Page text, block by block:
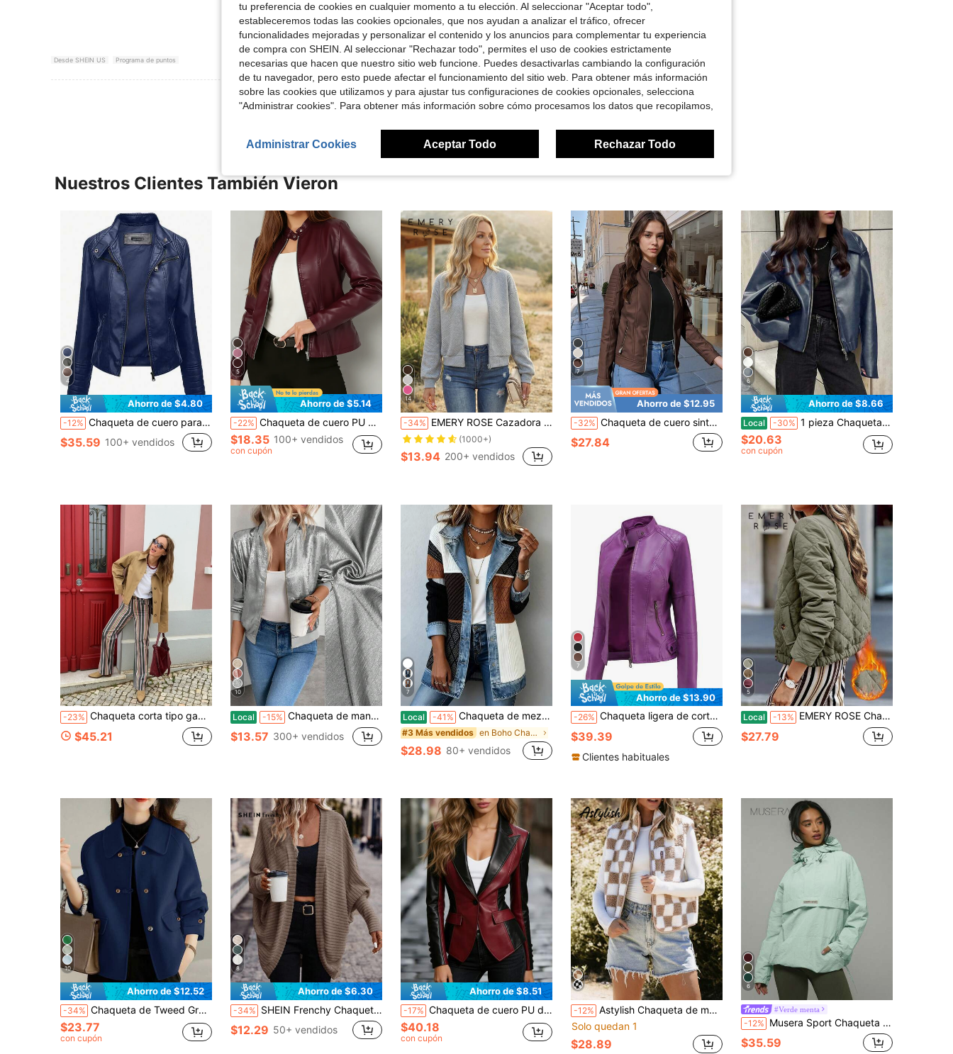
Desde SHEIN US Programa de puntos Útil (0)
Ver Más Reseñas
Nuestros Clientes También Vieron
4
Ahorro de $4.80
-12% Chaqueta de cuero para mujer, abrigo de cuero de manga larga con cuello alto ajustado, para otoño y primavera, estilo deportivo
$35.59 100+ vendidos
5
Ahorro de $5.14
-22% Chaqueta de cuero PU de estilo motociclista con cremallera, de manga larga, unicolor, casual y de moda para mujer, adecuada para primavera, otoño e invierno
$18.35 100+ vendidos
con cupón
14
-34% EMERY ROSE Cazadora tipo bomber de hombros caídos con cremallera
(1000+)
$13.94 200+ vendidos
7
Ahorro de $12.95
-32% Chaqueta de cuero sintético para mujer de otoño/invierno, diseño de estilo urbano con bolsillos con cremallera, adecuada para el transporte urbano y los viajes, combinando moda y practicidad
$27.84
6
Ahorro de $8.66
Local -30% 1 pieza Chaqueta/Abrigo de cuero PU de unicolor para mujer, estilo suelto, moda otoño/invierno, con cuello con cremallera, prenda exterior sin elasticidad para otoño
$20.63
con cupón
-23% Chaqueta corta tipo gabardina vintage color caramelo para mujer, chaqueta casual de otoño con ajuste holgado, solapa y abotonadura sencilla para ir al trabajo
$45.21
10
Local -15% Chaqueta de manga larga ligera con efecto foil gris Keke Bloomly, cárdigans para mujer, cárdigans ligeros para mujer, atuendos casuales de estilo campestre para mujer
$13.57 300+ vendidos
7
Local -41% Chaqueta de mezclilla con empalme Hugh para mujer, chaqueta ajustada con solapa, manga, y chaqueta de corte slim
#3 Más vendidos en Boho Chaquetas de mujer
$28.98 80+ vendidos
7
Ahorro de $13.90
-26% Chaqueta ligera de corte ajustado para mujer, estilo motocicleta con cuello alto de cuero sintético, para primavera/otoño
$39.39
Clientes habituales
5
Local -13% EMERY ROSE Chaqueta de béisbol casual con cremallera, de manga larga, acolchada y de unicolor para mujer, para otoño/invierno
$27.79
10
Ahorro de $12.52
-34% Chaqueta de Tweed Gruesa de Moda Francesa para Mujer, Nueva Llegada de Otoño/Invierno, Chaqueta Gruesa de Navidad y Vacaciones de Otoño
$23.77
con cupón
8
Ahorro de $6.30
-34% SHEIN Frenchy Chaqueta casual versátil de unicolor con abertura frontal para uso diario para mujer
$12.29 50+ vendidos
Ahorro de $8.51
-17% Chaqueta de cuero PU de ajuste ceñido con contraste de color en la cintura para mujer, negro, primavera y otoño
$40.18
con cupón
-12% Astylish Chaqueta de mujer sin mangas de cuadros con forro de borreguito, chaleco ligero y cálido con cremallera y bolsillos
Solo quedan 1
$28.89
6
#Verde menta
-12% Musera Sport Chaqueta con capucha con cremallera media y bolsillo con detalle de logotipo de nailon, para primavera y verano, chaqueta impermeable, senderismo, activa, casual deportiva, vacaciones, festival, ropa urbana, invierno, vuelta al colegio, fitness, salón, uso diario, invierno, Navidad
$35.59
tu preferencia de cookies en cualquier momento a tu elección. Al seleccionar "Aceptar todo",
estableceremos todas las cookies opcionales, que nos ayudan a analizar el tráfico, ofrecer
funcionalidades mejoradas y personalizar el contenido y los anuncios para complementar tu experiencia
de compra con SHEIN. Al seleccionar "Rechazar todo", permites el uso de cookies estrictamente
necesarias que hacen que nuestro sitio web funcione. Puedes desactivarlas cambiando la configuración
de tu navegador, pero esto puede afectar el funcionamiento del sitio web. Para obtener más información
sobre las cookies que utilizamos y para ajustar tus configuraciones de cookies opcionales, selecciona
"Administrar cookies". Para obtener más información sobre cómo procesamos los datos que recopilamos,
Administrar Cookies Aceptar Todo Rechazar Todo